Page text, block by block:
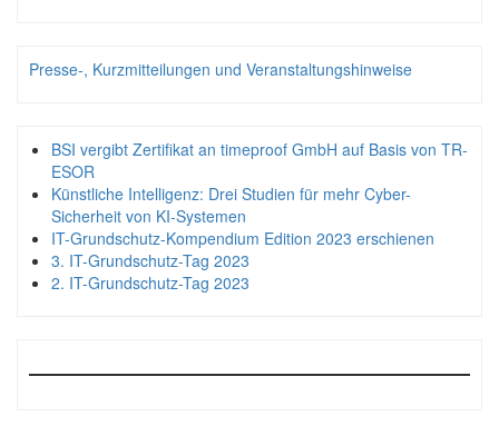
Presse-, Kurzmitteilungen und Veranstaltungshinweise
BSI vergibt Zertifikat an timeproof GmbH auf Basis von TR-
ESOR
Künstliche Intelligenz: Drei Studien für mehr Cyber-
Sicherheit von KI-Systemen
IT-Grundschutz-Kompendium Edition 2023 erschienen
3. IT-Grundschutz-Tag 2023
2. IT-Grundschutz-Tag 2023